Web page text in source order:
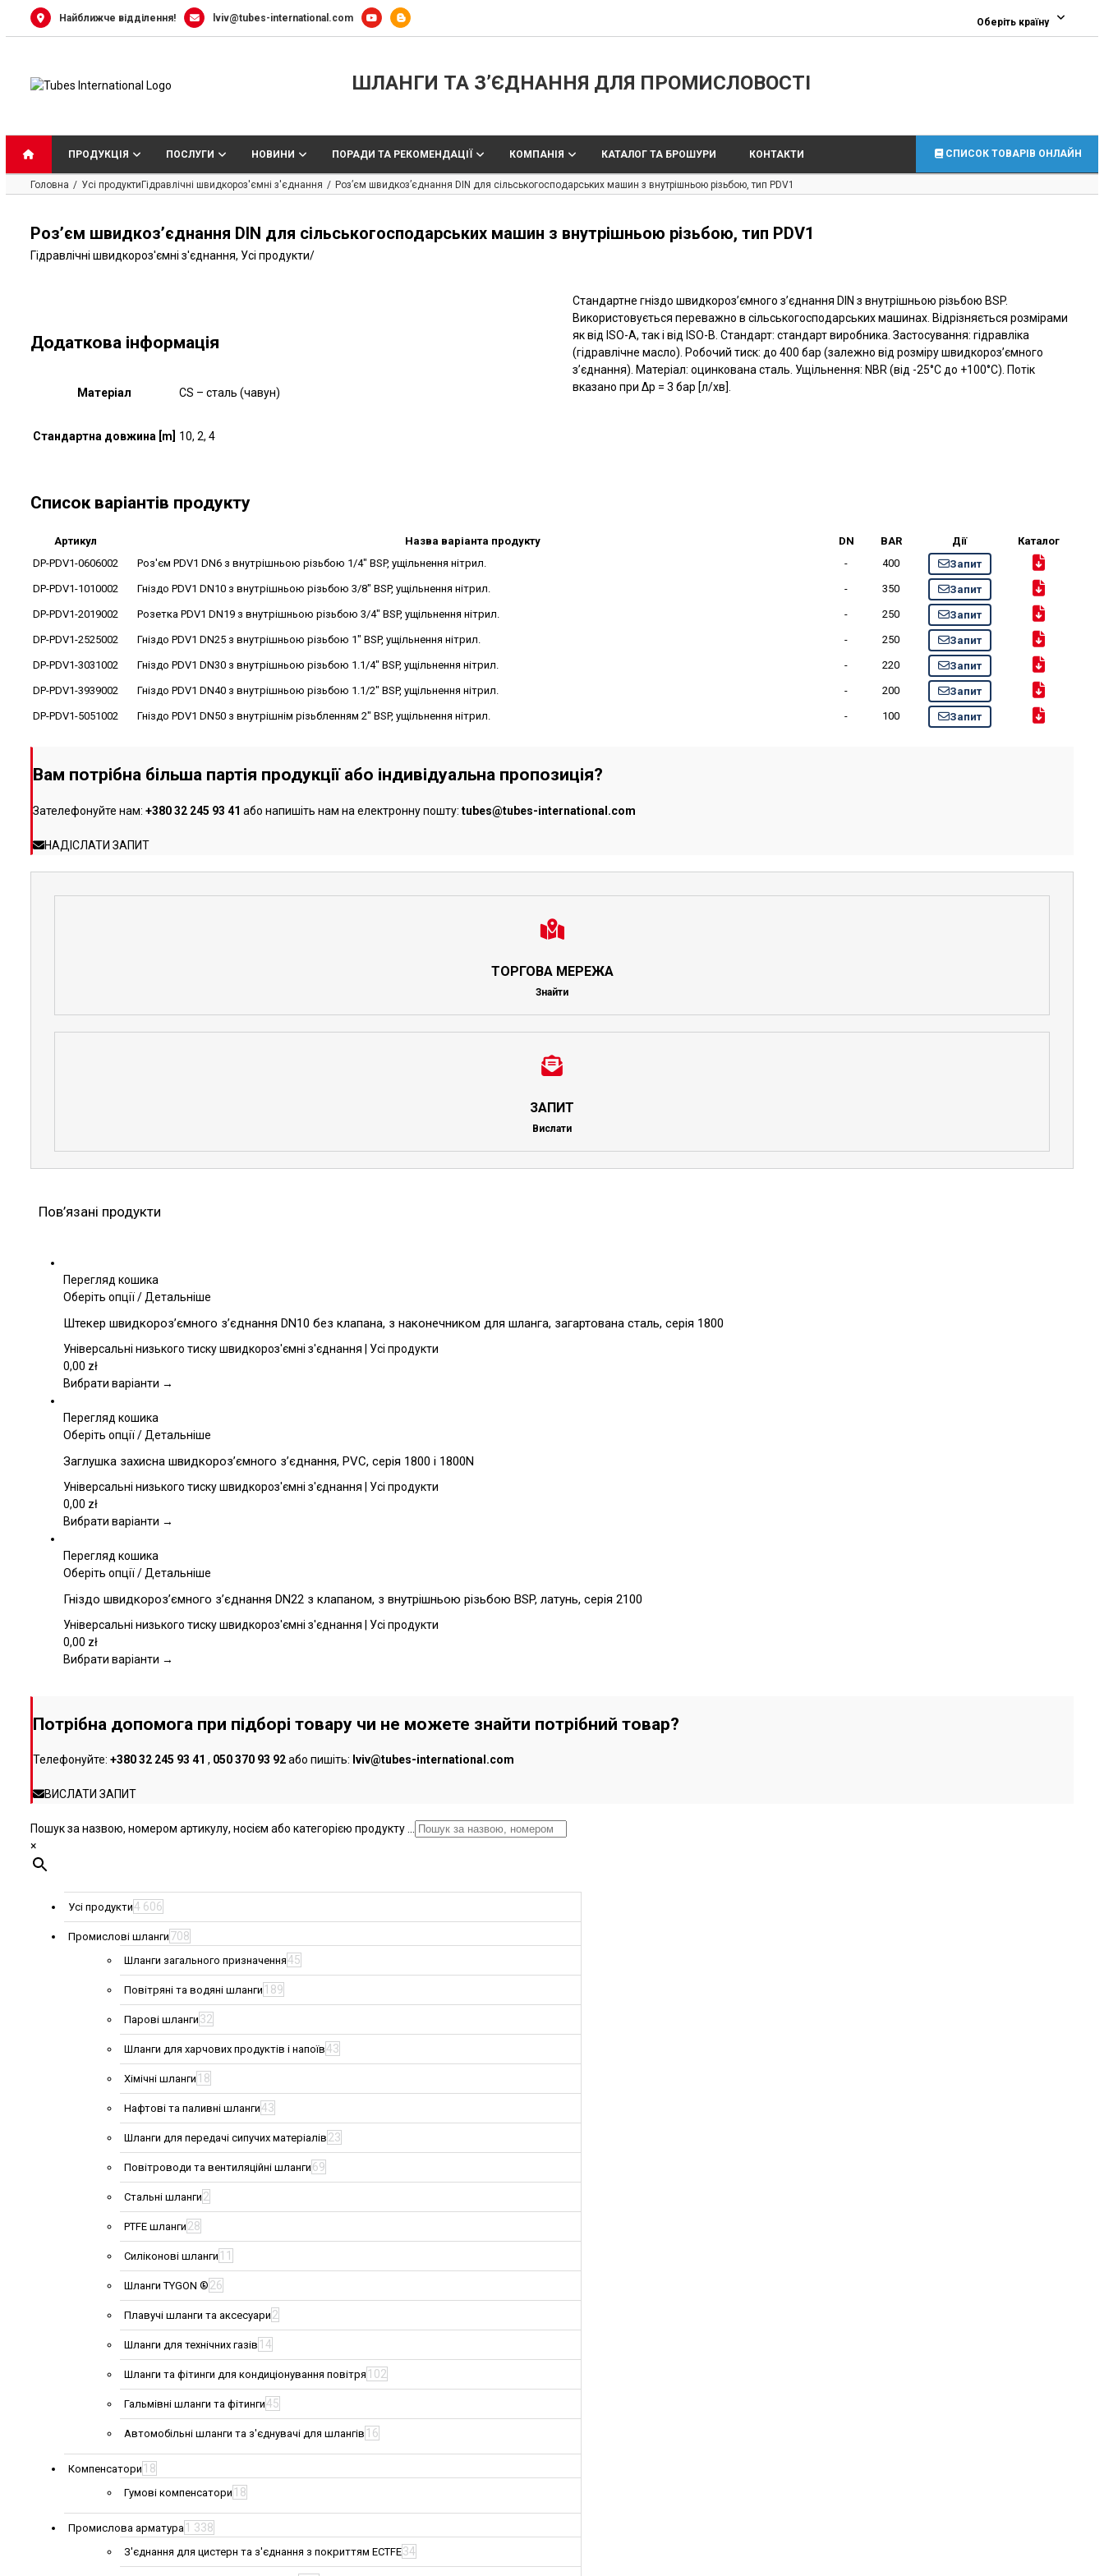
Найближче відділення! lviv@tubes-international.com Оберіть країну
ШЛАНГИ ТА З’ЄДНАННЯ ДЛЯ ПРОМИСЛОВОСТІ
ПРОДУКЦІЯ ПОСЛУГИ НОВИНИ ПОРАДИ ТА РЕКОМЕНДАЦІЇ КОМПАНІЯ КАТАЛОГ ТА БРОШУРИ КОНТАКТИ СПИСОК ТОВАРІВ ОНЛАЙН
Головна Усі продуктиГідравлічні швидкороз'ємні з'єднання Роз’єм швидкоз’єднання DIN для сільськогосподарських машин з внутрішньою різьбою, тип PDV1
Роз’єм швидкоз’єднання DIN для сільськогосподарських машин з внутрішньою різьбою, тип PDV1
Гідравлічні швидкороз'ємні з'єднання, Усі продукти/
Додаткова інформація
Матеріал CS – сталь (чавун)
Стандартна довжина [m] 10, 2, 4
Стандартне гніздо швидкороз’ємного з’єднання DIN з внутрішньою різьбою BSP.
Використовується переважно в сільськогосподарських машинах. Відрізняється розмірами
як від ISO-A, так і від ISO-B. Стандарт: стандарт виробника. Застосування: гідравліка
(гідравлічне масло). Робочий тиск: до 400 бар (залежно від розміру швидкороз’ємного
з’єднання). Матеріал: оцинкована сталь. Ущільнення: NBR (від -25°C до +100°C). Потік
вказано при Δp = 3 бар [л/хв].
Список варіантів продукту
Артикул Назва варіанта продукту DN BAR Дії
Каталог
DP-PDV1-0606002
Роз'єм PDV1 DN6 з внутрішньою різьбою 1/4" BSP, ущільнення нітрил. - 400
Запит
DP-PDV1-1010002
Гніздо PDV1 DN10 з внутрішньою різьбою 3/8" BSP, ущільнення нітрил. - 350
Запит
DP-PDV1-2019002
Розетка PDV1 DN19 з внутрішньою різьбою 3/4" BSP, ущільнення нітрил. - 250
Запит
DP-PDV1-2525002
Гніздо PDV1 DN25 з внутрішньою різьбою 1" BSP, ущільнення нітрил. - 250
Запит
DP-PDV1-3031002
Гніздо PDV1 DN30 з внутрішньою різьбою 1.1/4" BSP, ущільнення нітрил. - 220
Запит
DP-PDV1-3939002
Гніздо PDV1 DN40 з внутрішньою різьбою 1.1/2" BSP, ущільнення нітрил. - 200
Запит
DP-PDV1-5051002
Гніздо PDV1 DN50 з внутрішнім різьбленням 2" BSP, ущільнення нітрил. - 100 Запит
Вам потрібна більша партія продукції або індивідуальна пропозиція?
Зателефонуйте нам: +380 32 245 93 41 або напишіть нам на електронну пошту: tubes@tubes-international.com
НАДІСЛАТИ ЗАПИТ
ТОРГОВА МЕРЕЖА
Знайти
ЗАПИТ
Вислати
Пов’язані продукти
Перегляд кошика
Оберіть опції Цей
має
кілька
Параметри
вибрати
на
товару
/Детальніше
Штекер швидкороз’ємного з’єднання DN10 без клапана, з наконечником для шланга, загартована сталь, серія 1800
Універсальні низького тиску швидкороз'ємні з'єднання | Усі продукти
0,00 zł
Вибрати варіанти →
Перегляд кошика
Оберіть опції Цей
має
кілька
Параметри
вибрати
на
товару
/Детальніше
Заглушка захисна швидкороз’ємного з’єднання, PVC, серія 1800 і 1800N
Універсальні низького тиску швидкороз'ємні з'єднання | Усі продукти
0,00 zł
Вибрати варіанти →
Перегляд кошика
Оберіть опції Цей
має
кілька
Параметри
сторінці
/Детальніше
Гніздо швидкороз’ємного з’єднання DN22 з клапаном, з внутрішньою різьбою BSP, латунь, серія 2100
Універсальні низького тиску швидкороз'ємні з'єднання | Усі продукти
0,00 zł
Вибрати варіанти →
Потрібна допомога при підборі товару чи не можете знайти потрібний товар?
Телефонуйте: +380 32 245 93 41 , 050 370 93 92або пишіть: lviv@tubes-international.com
ВИСЛАТИ ЗАПИТ
Пошук за назвою, номером артикулу, носієм або категорією продукту ...
×
Усі продукти4 606
Промислові шланги 708
Шланги загального призначення45
Повітряні та водяні шланги 189
Парові шланги 32
Шланги для харчових продуктів і напоїв43
Хімічні шланги 18
Нафтові та паливні шланги43
Шланги для передачі сипучих матеріалів 23
Повітроводи та вентиляційні шланги 69
Стальні шланги 2
PTFE шланги 28
Силіконові шланги 11
Шланги TYGON ® 26
Плавучі шланги та аксесуари 2
Шланги для технічних газів 14
Шланги та фітинги для кондиціонування повітря 102
Гальмівні шланги та фітинги45
Автомобільні шланги та з'єднувачі для шлангів 16
Компенсатори 18
Гумові компенсатори 18
Промислова арматура 1 338
З'єднання для цистерн та з'єднання з покриттям ECTFE34